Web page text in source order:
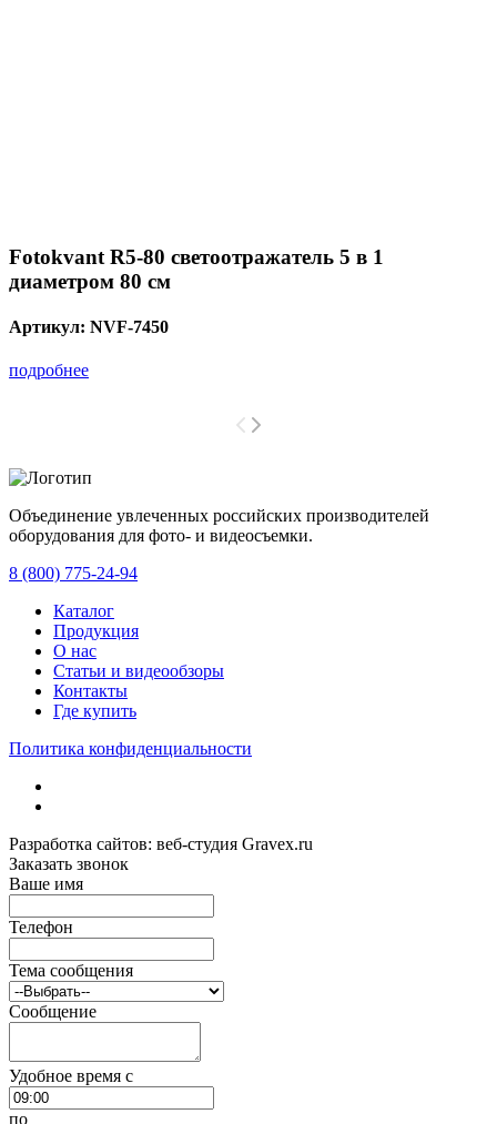
Fotokvant R5-80 светоотражатель 5 в 1
диаметром 80 см
Артикул: NVF-7450
подробнее
Объединение увлеченных российских производителей
оборудования для фото- и видеосъемки.
8 (800) 775-24-94
Каталог
Продукция
О нас
Статьи и видеообзоры
Контакты
Где купить
Политика конфиденциальности
Разработка сайтов: веб-студия Gravex.ru
Заказать звонок
Ваше имя
Телефон
Тема сообщения
Сообщение
Удобное время c
по